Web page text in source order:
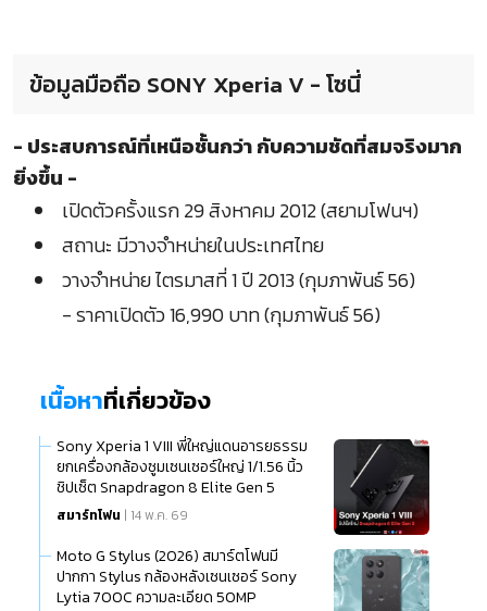
ข้อมูลมือถือ SONY Xperia V - โซนี่
- ประสบการณ์ที่เหนือชั้นกว่า กับความชัดที่สมจริงมาก
ยิ่งขึ้น -
เปิดตัวครั้งแรก 29 สิงหาคม 2012 (สยามโฟนฯ)
สถานะ มีวางจำหน่ายในประเทศไทย
วางจำหน่าย ไตรมาสที่ 1 ปี 2013 (กุมภาพันธ์ 56)
- ราคาเปิดตัว 16,990 บาท (กุมภาพันธ์ 56)
เนื้อหาที่เกี่ยวข้อง
Sony Xperia 1 VIII พี่ใหญ่แดนอารยธรรม
ยกเครื่องกล้องซูมเซนเซอร์ใหญ่ 1/1.56 นิ้ว
ชิปเซ็ต Snapdragon 8 Elite Gen 5
สมาร์ทโฟน | 14 พ.ค. 69
Moto G Stylus (2026) สมาร์ตโฟนมี
ปากกา Stylus กล้องหลังเซนเซอร์ Sony
Lytia 700C ความละเอียด 50MP